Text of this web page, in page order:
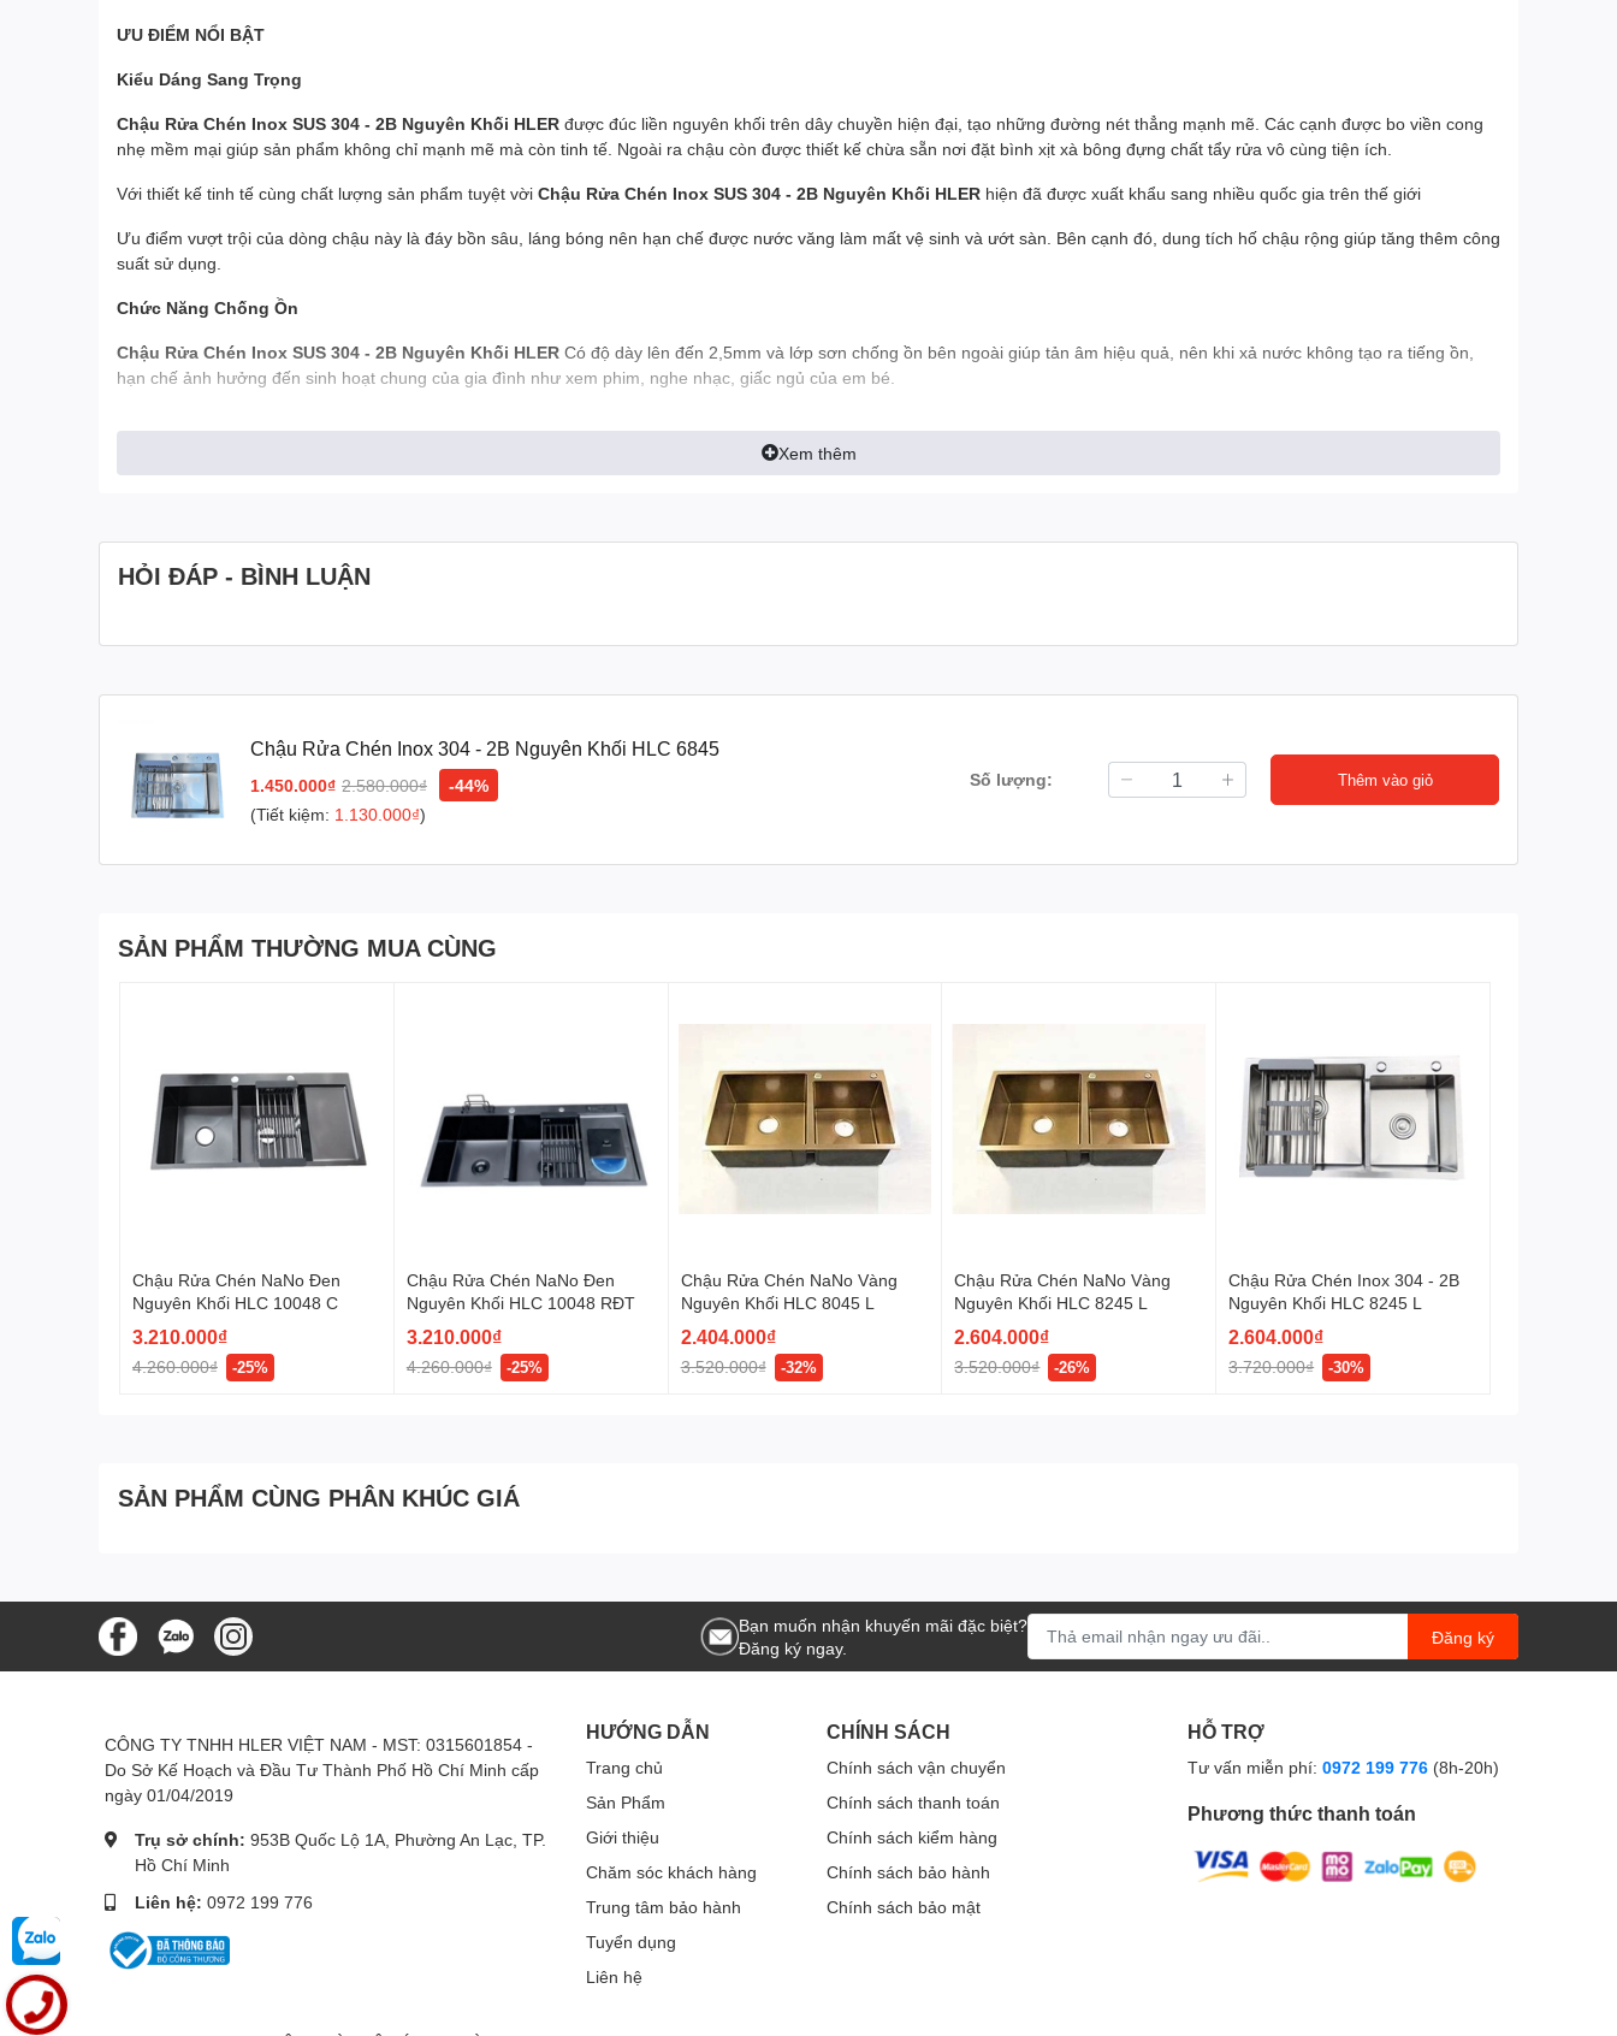
ƯU ĐIỂM NỔI BẬT
Kiểu Dáng Sang Trọng
Chậu Rửa Chén Inox SUS 304 - 2B Nguyên Khối HLER được đúc liền nguyên khối trên dây chuyền hiện đại, tạo những đường nét thẳng mạnh mẽ. Các cạnh được bo viền cong
nhẹ mềm mại giúp sản phẩm không chỉ mạnh mẽ mà còn tinh tế. Ngoài ra chậu còn được thiết kế chừa sẵn nơi đặt bình xịt xà bông đựng chất tẩy rửa vô cùng tiện ích.
Với thiết kế tinh tế cùng chất lượng sản phẩm tuyệt vời Chậu Rửa Chén Inox SUS 304 - 2B Nguyên Khối HLER hiện đã được xuất khẩu sang nhiều quốc gia trên thế giới
Ưu điểm vượt trội của dòng chậu này là đáy bồn sâu, láng bóng nên hạn chế được nước văng làm mất vệ sinh và ướt sàn. Bên cạnh đó, dung tích hố chậu rộng giúp tăng thêm công
suất sử dụng.
Chức Năng Chống Ồn
Chậu Rửa Chén Inox SUS 304 - 2B Nguyên Khối HLER Có độ dày lên đến 2,5mm và lớp sơn chống ồn bên ngoài giúp tản âm hiệu quả, nên khi xả nước không tạo ra tiếng ồn,
hạn chế ảnh hưởng đến sinh hoạt chung của gia đình như xem phim, nghe nhạc, giấc ngủ của em bé.
Đáy của Bồn rửa bát còn được trang bị thêm tính năng chống ăn mòn, luôn sáng bóng, không bị ố màu và tránh ngưng tụ nước, không đọng nước giúp thoải mái trong công tác dọn
Bộ Xả Thông Minh, Ngăn Mùi Hôi
Chậu Rửa Chén Inox SUS 304 - 2B Nguyên Khối HLER Được
Xem thêm
HỎI ĐÁP - BÌNH LUẬN
Chậu Rửa Chén Inox 304 - 2B Nguyên Khối HLC 6845
1.450.000₫ 2.580.000₫
-44%
(Tiết kiệm: 1.130.000₫)
Số lượng: Thêm vào giỏ
SẢN PHẨM THƯỜNG MUA CÙNG
Chậu Rửa Chén NaNo Đen
Nguyên Khối HLC 10048 C
3.210.000₫
4.260.000₫ -25%
Chậu Rửa Chén NaNo Đen
Nguyên Khối HLC 10048 RĐT
3.210.000₫
4.260.000₫ -25%
Chậu Rửa Chén NaNo Vàng
Nguyên Khối HLC 8045 L
2.404.000₫
3.520.000₫ -32%
Chậu Rửa Chén NaNo Vàng
Nguyên Khối HLC 8245 L
2.604.000₫
3.520.000₫ -26%
Chậu Rửa Chén Inox 304 - 2B
Nguyên Khối HLC 8245 L
2.604.000₫
3.720.000₫ -30%
SẢN PHẨM CÙNG PHÂN KHÚC GIÁ
Bạn muốn nhận khuyến mãi đặc biệt?
Đăng ký ngay.
Đăng ký
CÔNG TY TNHH HLER VIỆT NAM - MST: 0315601854 -
Do Sở Kế Hoạch và Đầu Tư Thành Phố Hồ Chí Minh cấp
ngày 01/04/2019
Trụ sở chính: 953B Quốc Lộ 1A, Phường An Lạc, TP.
Hồ Chí Minh
Liên hệ: 0972 199 776
HƯỚNG DẪN
Trang chủ
Sản Phẩm
Giới thiệu
Chăm sóc khách hàng
Trung tâm bảo hành
Tuyển dụng
Liên hệ
CHÍNH SÁCH
Chính sách vận chuyển
Chính sách thanh toán
Chính sách kiểm hàng
Chính sách bảo hành
Chính sách bảo mật
HỖ TRỢ
Tư vấn miễn phí: 0972 199 776 (8h-20h)
Phương thức thanh toán